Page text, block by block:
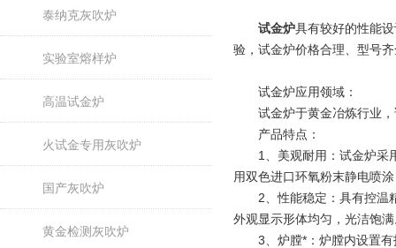
泰纳克灰吹炉
实验室熔样炉
高温试金炉
火试金专用灰吹炉
国产灰吹炉
黄金检测灰吹炉
试金炉具有较好的性能
验，试金炉价格合理、型号
试金炉应用领域：
试金炉于黄金冶炼行业，
产品特点：
1、美观耐用：试金炉采用
用双色进口环氧粉末静电喷
2、性能稳定：具有控温精
外观显示形体均匀，光洁饱
3、炉膛*：炉膛内设置有